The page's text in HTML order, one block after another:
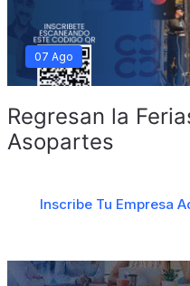
07 Ago
Regresan la
Asopartes
Inscribe Tu Empresa